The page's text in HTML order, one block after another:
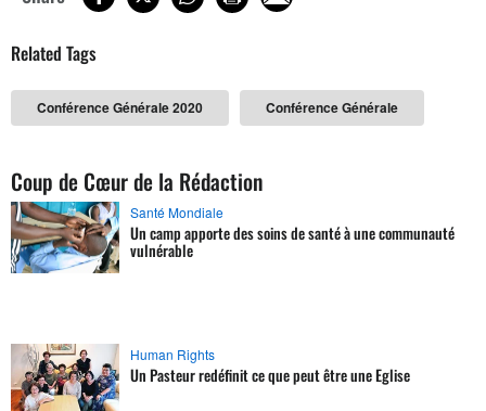
Related Tags
Conférence Générale 2020 Conférence Générale
Coup de Cœur de la Rédaction
Santé Mondiale
Un camp apporte des soins de santé à une communauté
vulnérable
Human Rights
Un Pasteur redéfinit ce que peut être une Eglise